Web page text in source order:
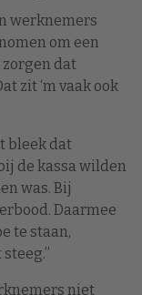
werknemers
om een
dat
zit ‘m vaak ook
bleek dat
de kassa wilden
was. Bij
Daarmee
te staan,
niet